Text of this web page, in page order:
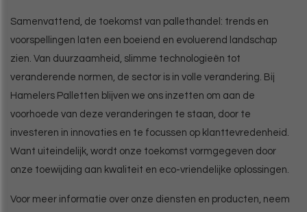
Samenvattend, de toekomst van pallethandel: trends en
voorspellingen laten een boeiend en evoluerend landschap
zien. Van duurzaamheid, slimme technologieën tot
veranderende normen, de sector is in volle verandering. Bij
Hamelers Palletten blijven we ons inzetten om aan de
voorhoede van deze veranderingen te staan, door te
investeren in innovaties en te focussen op klanttevredenheid.
Want uiteindelijk, wordt onze toekomst vormgegeven door
onze toewijding aan kwaliteit en eco-vriendelijke oplossingen.
Voor meer informatie over onze diensten en producten, neem